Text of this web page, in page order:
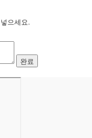
으세요.
완료